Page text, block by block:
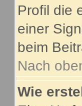
Profil die
einer
beim
Nach
Wie